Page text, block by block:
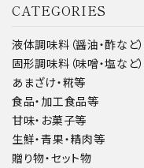
CATEGORIES
液体調味料（醤油・酢など）
固形調味料（味噌・塩など）
あまざけ・糀等
食品・加工食品等
甘味・お菓子等
生鮮・青果・精肉等
贈り物・セット物